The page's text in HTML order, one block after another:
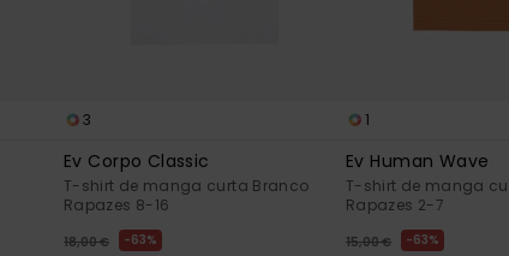
3
Ev Corpo Classic
T-shirt de manga curta Branco
Rapazes 8-16
18,00 € 63%
1
Ev Human Wave
T-shirt de manga
Rapazes 2-7
15,00 € 63%